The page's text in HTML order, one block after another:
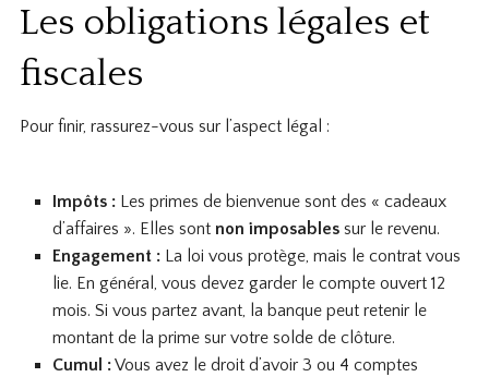
Les obligations légales et
fiscales
Pour finir, rassurez-vous sur l’aspect légal :
Impôts :Les primes de bienvenue sont des « cadeaux
d’affaires ». Elles sont non imposablessur le revenu.
Engagement :La loi vous protège, mais le contrat vous
lie. En général, vous devez garder le compte ouvert 12
mois. Si vous partez avant, la banque peut retenir le
montant de la prime sur votre solde de clôture.
Cumul :Vous avez le droit d’avoir 3 ou 4 comptes